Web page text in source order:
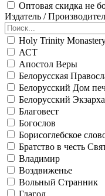
Оптовая скидка не
Издатель /
Holy Trinity
АСТ
Апостол Веры
Белорусская
Белорусский Дом
Белорусский
Благовест
Богослов
Борисоглебское
Братство в честь
Владимир
Воздвиженье
Вольный Странник
Глагол